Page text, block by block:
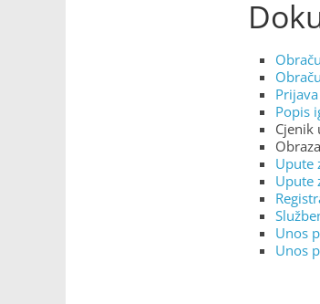
Popis
Cjenik
Upute
Upute
Unos
Unos